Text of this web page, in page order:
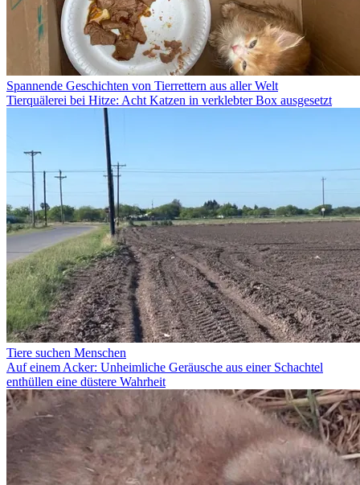
Spannende Geschichten von Tierrettern aus aller Welt
Tierquälerei bei Hitze: Acht Katzen in verklebter Box ausgesetzt
Tiere suchen Menschen
Auf einem Acker: Unheimliche Geräusche aus einer Schachtel
enthüllen eine düstere Wahrheit